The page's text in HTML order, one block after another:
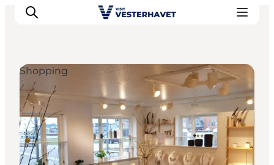
Events
Erlebnisse
Unsere Städte
Essen & Übernachtung
Shopping